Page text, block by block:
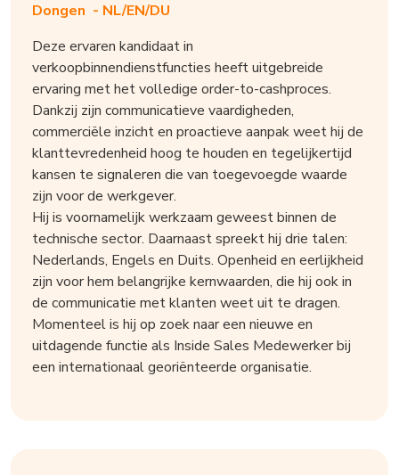
Dongen - NL/EN/DU
Deze ervaren kandidaat in
verkoopbinnendienstfuncties heeft uitgebreide
ervaring met het volledige order-to-cashproces.
Dankzij zijn communicatieve vaardigheden,
commerciële inzicht en proactieve aanpak weet hij de
klanttevredenheid hoog te houden en tegelijkertijd
kansen te signaleren die van toegevoegde waarde
zijn voor de werkgever.
Hij is voornamelijk werkzaam geweest binnen de
technische sector. Daarnaast spreekt hij drie talen:
Nederlands, Engels en Duits. Openheid en eerlijkheid
zijn voor hem belangrijke kernwaarden, die hij ook in
de communicatie met klanten weet uit te dragen.
Momenteel is hij op zoek naar een nieuwe en
uitdagende functie als Inside Sales Medewerker bij
een internationaal georiënteerde organisatie.